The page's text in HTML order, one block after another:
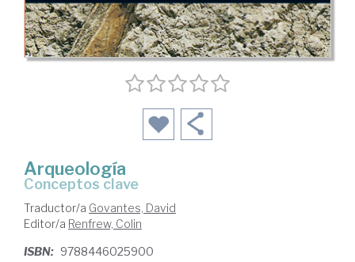
Arqueología
conceptos clave
Traductor/a Govantes, David
Editor/a Renfrew, Colin
ISBN: 9788446025900